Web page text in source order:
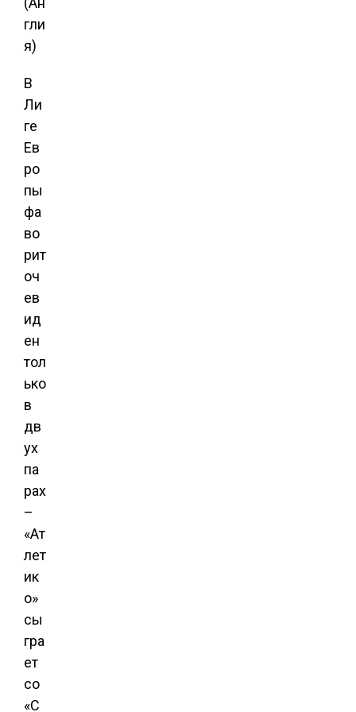
гли
я)
В
Ли
ге
Ев
ро
пы
фа
во
рит
оч
ев
ид
ен
тол
ько
в
дв
ух
па
рах
–
«Ат
лет
ик
о»
сы
гра
ет
со
«С